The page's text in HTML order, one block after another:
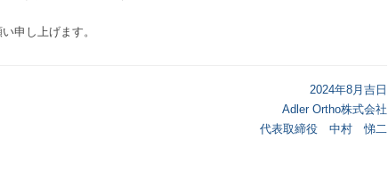
申し上げます。
2024年8月吉日
Adler Ortho株式会社
代表取締役 中村 悌二